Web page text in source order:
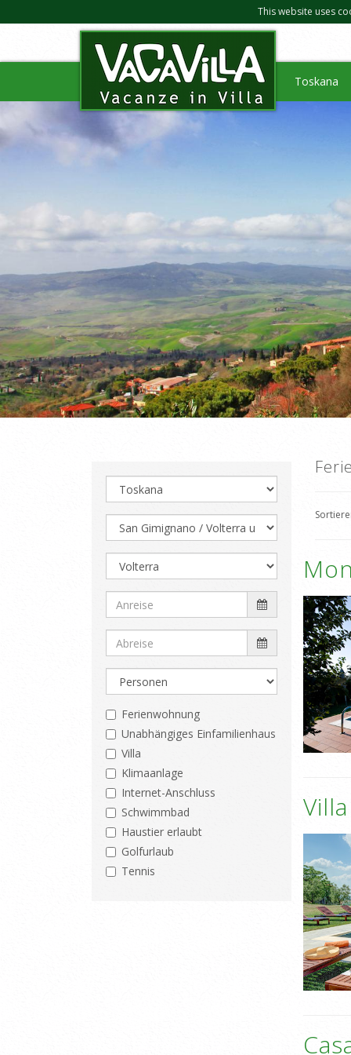
This website uses
Toskana
Ferienwohnung
Unabhängiges Einfamilienhaus
Villa
Klimaanlage
Internet-Anschluss
Schwimmbad
Haustier erlaubt
Golfurlaub
Tennis